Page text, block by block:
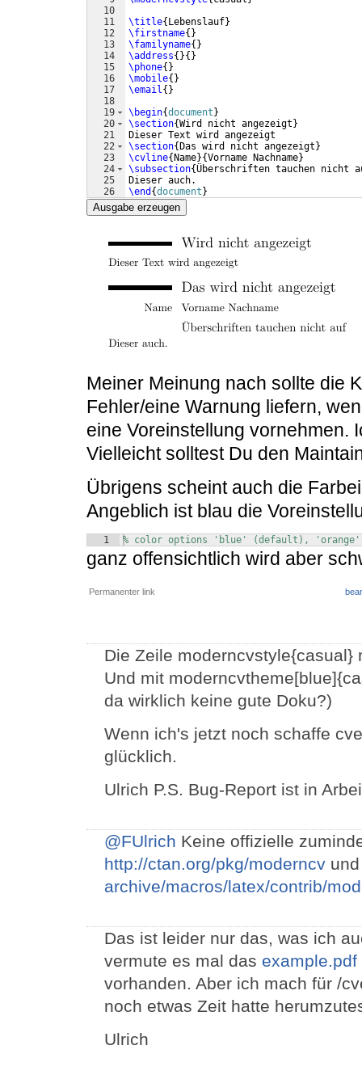
10
11
12
13
14
15
16
17
18
19
20
21
22
23
24
25
26
\title{ Lebenslauf}
\firstname{ }
\familyname{ }
\address{ }{ }
\phone{ }
\mobile{ }
\email{ }
\begin{document }
\section{Wird nicht angezeigt }
Dieser Text wird angezeigt
\section{ Das wird nicht angezeigt }
\cvline{ Name}{Vorname Nachname}
\subsection{Überschriften tauchen nicht
Dieser auch.
\end {document }
Ausgabe erzeugen
Meiner Meinung nach sollte die
Fehler/eine Warnung liefern,
eine Voreinstellung vornehmen.
Vielleicht solltest Du den
Übrigens scheint auch die
Angeblich ist blau die
1 % color options 'blue' (default),
ganz offensichtlich wird aber
Permanenter link
Die Zeile
Und mit
da wirklich keine gute Doku?)
Wenn ich's jetzt noch schaffe
glücklich.
Ulrich P.S. Bug-Report ist in
@FUlrich Keine offizielle
http://ctan.org/pkg/moderncv
archive/macros/latex/contrib/
Das ist leider nur das, was ich
vermute es mal das example.pdf
vorhanden. Aber ich mach für /
noch etwas Zeit hatte
Ulrich